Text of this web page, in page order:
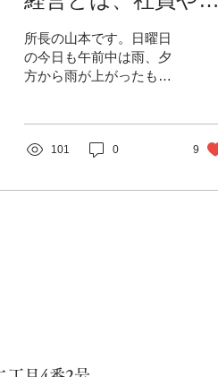
引先、株主などの利
害関係者に利益を還
元するもの
所長の山本です。日曜日
の今日も午前中は雨、夕
方から雨が上がったもの
間をかけての入浴による
なりますが、 その効果は
101 0 9